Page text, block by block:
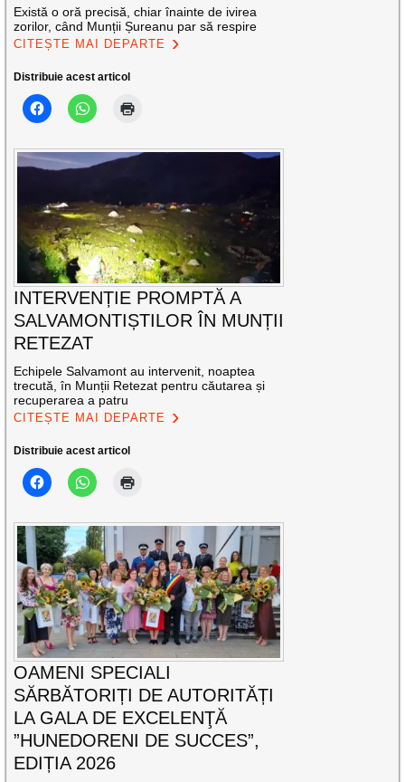
Există o oră precisă, chiar înainte de ivirea
zorilor, când Munții Șureanu par să respire
CITEȘTE MAI DEPARTE
Distribuie acest articol
INTERVENȚIE PROMPTĂ A
SALVAMONTIȘTILOR ÎN MUNȚII
RETEZAT
Echipele Salvamont au intervenit, noaptea
trecută, în Munții Retezat pentru căutarea și
recuperarea a patru
CITEȘTE MAI DEPARTE
Distribuie acest articol
OAMENI SPECIALI
SĂRBĂTORIȚI DE AUTORITĂȚI
LA GALA DE EXCELENŢĂ
”HUNEDORENI DE SUCCES”,
EDIȚIA 2026